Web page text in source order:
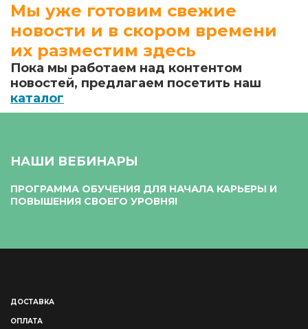
Мы уже готовим свежие
новости и в скором времени
их разместим здесь
Пока мы работаем над контентом
новостей, предлагаем посетить наш
каталог
НАШИ ВЕБИНАРЫ
ПРОГРАММА ОБУЧЕНИЯ ДЛЯ НАЧАЛА КАРЬЕРЫ И
ПОВЫШЕНИЯ СВОЕГО УРОВНЯ!
ДОСТАВКА
ОПЛАТА